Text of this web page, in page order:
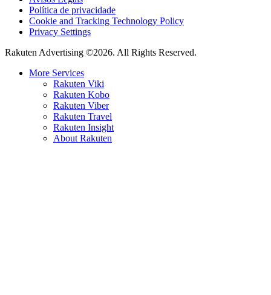
Política de privacidade
Cookie and Tracking Technology Policy
Privacy Settings
Rakuten Advertising ©2026. All Rights Reserved.
More Services
Rakuten Viki
Rakuten Kobo
Rakuten Viber
Rakuten Travel
Rakuten Insight
About Rakuten